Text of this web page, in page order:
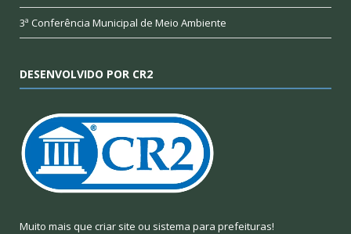
3ª Conferência Municipal de Meio Ambiente
DESENVOLVIDO POR CR2
Muito mais que criar site ou sistema para prefeituras!